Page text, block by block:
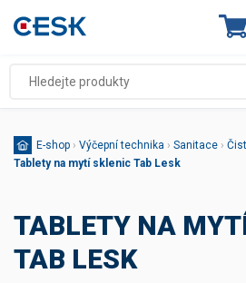
E-shop › Výčepní technika › Sanitace ›
Tablety na mytí sklenic Tab Lesk
TABLETY NA
TAB LESK